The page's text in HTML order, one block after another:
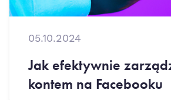
05.10.2024
Jak efektywnie
kontem na Facebooku